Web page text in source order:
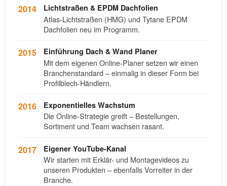
2014 Lichtstraßen & EPDM Dachfolien
Atlas-Lichtstraßen (HMG) und Tytane EPDM
Dachfolien neu im Programm.
2015 Einführung Dach & Wand Planer
Mit dem eigenen Online-Planer setzen wir einen
Branchenstandard – einmalig in dieser Form bei
Profilblech-Händlern.
2016 Exponentielles Wachstum
Die Online-Strategie greift – Bestellungen,
Sortiment und Team wachsen rasant.
2017 Eigener YouTube-Kanal
Wir starten mit Erklär- und Montagevideos zu
unseren Produkten – ebenfalls Vorreiter in der
Branche.